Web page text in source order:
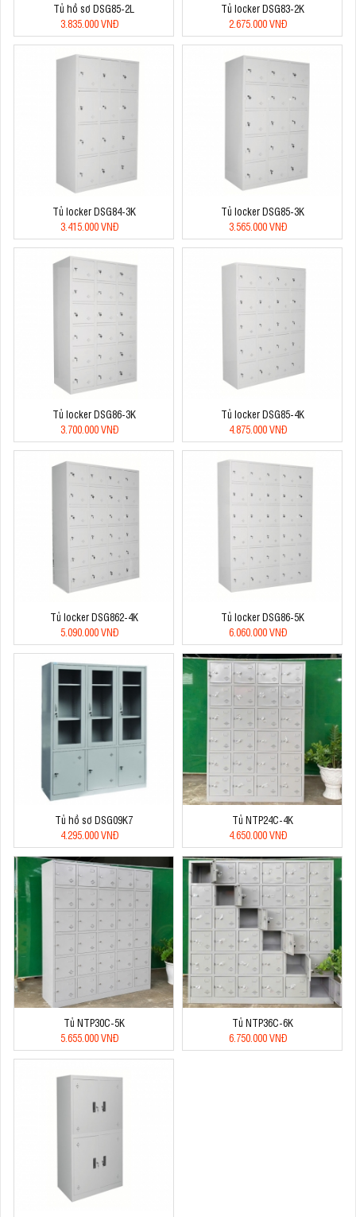
Tủ hồ sơ DSG85-2L
3.835.000 VNĐ
Tủ locker DSG83-2K
2.675.000 VNĐ
Tủ locker DSG84-3K
3.415.000 VNĐ
Tủ locker DSG85-3K
3.565.000 VNĐ
Tủ locker DSG86-3K
3.700.000 VNĐ
Tủ locker DSG85-4K
4.875.000 VNĐ
Tủ locker DSG862-4K
5.090.000 VNĐ
Tủ locker DSG86-5K
6.060.000 VNĐ
Tủ hồ sơ DSG09K7
4.295.000 VNĐ
Tủ NTP24C-4K
4.650.000 VNĐ
Tủ NTP30C-5K
5.655.000 VNĐ
Tủ NTP36C-6K
6.750.000 VNĐ